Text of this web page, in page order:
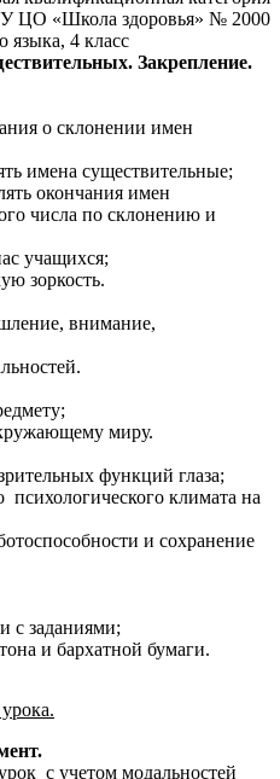
ЦО «Школа здоровья» № 2000
языка, 4 класс
Закрепление.
о склонении имен
имена существительные;
окончания имен
числа по склонению и
учащихся;
зоркость.
внимание,
миру.
функций глаза;
психологического климата на
и сохранение
с заданиями;
и бархатной бумаги.
с учетом модальностей